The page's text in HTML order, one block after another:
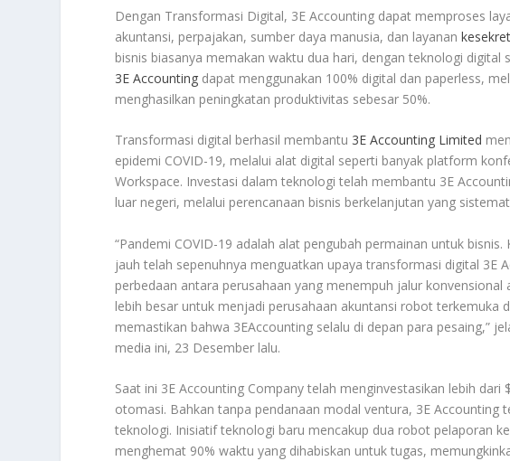
Dengan Transformasi Digital, 3E Accounting dapat memproses
akuntansi, perpajakan, sumber daya manusia, dan layanan
bisnis biasanya memakan waktu dua hari, dengan teknologi
3E Accounting dapat menggunakan 100% digital dan paperless,
menghasilkan peningkatan produktivitas sebesar 50%.
Transformasi digital berhasil membantu 3E Accounting Limited
epidemi COVID-19, melalui alat digital seperti banyak platform
Workspace. Investasi dalam teknologi telah membantu 3E
luar negeri, melalui perencanaan bisnis berkelanjutan yang
“Pandemi COVID-19 adalah alat pengubah permainan untuk
jauh telah sepenuhnya menguatkan upaya transformasi digital 3E
perbedaan antara perusahaan yang menempuh jalur
lebih besar untuk menjadi perusahaan akuntansi robot terkemuka
memastikan bahwa 3EAccounting selalu di depan para pesaing,”
media ini, 23 Desember lalu.
Saat ini 3E Accounting Company telah menginvestasikan lebih
otomasi. Bahkan tanpa pendanaan modal ventura, 3E
teknologi. Inisiatif teknologi baru mencakup dua robot pelaporan
menghemat 90% waktu yang dihabiskan untuk tugas,